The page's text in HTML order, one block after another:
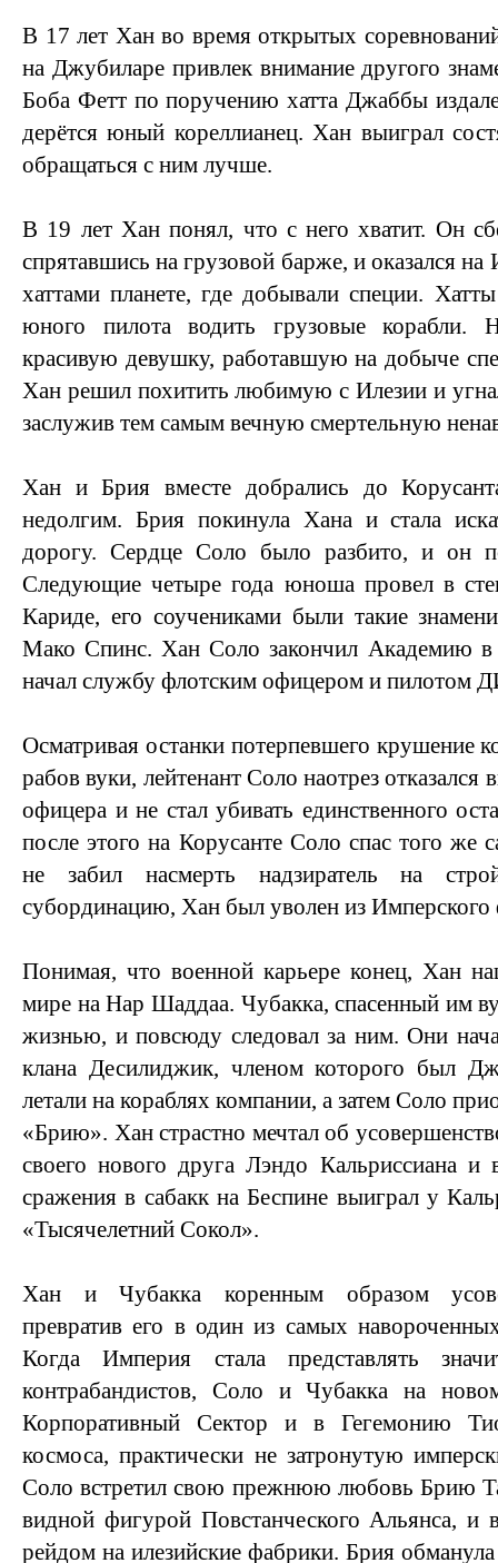
В 17 лет Хан во время открытых
на Джубиларе привлек внимание другого
Боба Фетт по поручению хатта Джаббы
дерётся юный кореллианец. Хан выиграл
обращаться с ним лучше.
В 19 лет Хан понял, что с него хватит. Он
спрятавшись на грузовой барже, и оказался
хаттами планете, где добывали специи.
юного пилота водить грузовые
красивую девушку, работавшую на добыче
Хан решил похитить любимую с Илезии и
заслужив тем самым вечную смертельную
Хан и Брия вместе добрались до
недолгим. Брия покинула Хана и стала
дорогу. Сердце Соло было разбито, и он
Следующие четыре года юноша провел в
Кариде, его соучениками были такие
Мако Спинс. Хан Соло закончил Академию в
начал службу флотским офицером и пилотом
Осматривая останки потерпевшего крушение
рабов вуки, лейтенант Соло наотрез отказался
офицера и не стал убивать единственного
после этого на Корусанте Соло спас того же
не забил насмерть надзиратель на
субординацию, Хан был уволен из Имперского
Понимая, что военной карьере конец, Хан
мире на Нар Шаддаа. Чубакка, спасенный им
жизнью, и повсюду следовал за ним. Они
клана Десилиджик, членом которого был
летали на кораблях компании, а затем Соло
«Брию». Хан страстно мечтал об
своего нового друга Лэндо Кальриссиана и
сражения в сабакк на Беспине выиграл у
«Тысячелетний Сокол».
Хан и Чубакка коренным образом
превратив его в один из самых
Когда Империя стала представлять
контрабандистов, Соло и Чубакка на
Корпоративный Сектор и в Гегемонию
космоса, практически не затронутую
Соло встретил свою прежнюю любовь Брию
видной фигурой Повстанческого Альянса, и
рейдом на илезийские фабрики. Брия